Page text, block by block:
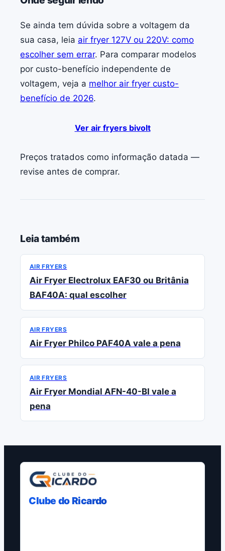
Se ainda tem dúvida sobre a voltagem da
sua casa, leia air fryer 127V ou 220V: como
escolher sem errar. Para comparar modelos
por custo-benefício independente de
voltagem, veja a melhor air fryer custo-
benefício de 2026.
Ver air fryers bivolt
Preços tratados como informação datada —
revise antes de comprar.
Leia também
AIR FRYERS
Air Fryer Electrolux EAF30 ou Britânia
BAF40A: qual escolher
AIR FRYERS
Air Fryer Philco PAF40A vale a pena
AIR FRYERS
Air Fryer Mondial AFN-40-BI vale a
pena
Clube do Ricardo